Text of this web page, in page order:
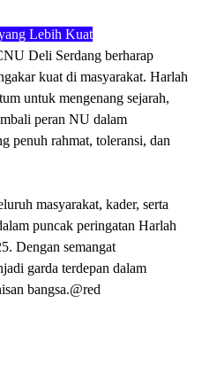
Lebih Kuat
Deli Serdang berharap
kuat di masyarakat. Harlah
untuk mengenang sejarah,
peran NU dalam
penuh rahmat, toleransi, dan
masyarakat, kader, serta
puncak peringatan Harlah
Dengan semangat
garda terdepan dalam
bangsa.@red